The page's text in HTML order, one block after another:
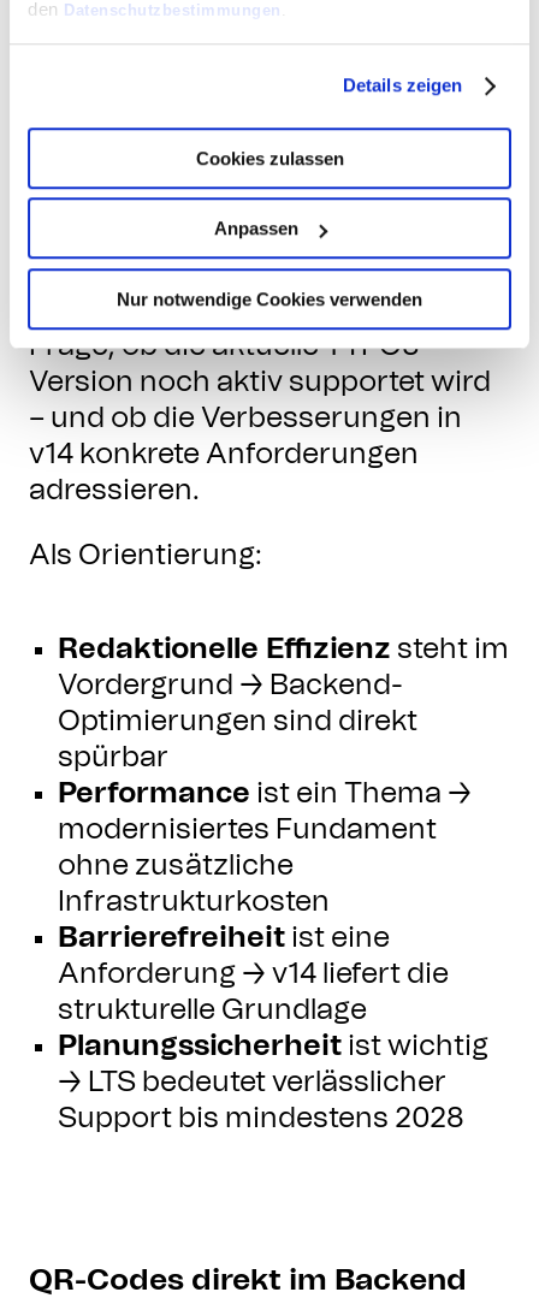
den Datenschutzbestimmungen .
Details zeigen
Cookies zulassen
Anpassen
Nur notwendige Cookies verwenden
Wann lohnt sich das Upgrade?
Nicht jedes Update muss sofort
umgesetzt werden. Relevant ist die
Frage, ob die aktuelle TYPO3-
Version noch aktiv supportet wird
– und ob die Verbesserungen in
v14 konkrete Anforderungen
adressieren.
Als Orientierung:
Redaktionelle Effizienz steht im
Vordergrund → Backend-
Optimierungen sind direkt
spürbar
Performance ist ein Thema →
modernisiertes Fundament
ohne zusätzliche
Infrastrukturkosten
Barrierefreiheit ist eine
Anforderung → v14 liefert die
strukturelle Grundlage
Planungssicherheit ist wichtig
→ LTS bedeutet verlässlicher
Support bis mindestens 2028
QR-Codes direkt im Backend